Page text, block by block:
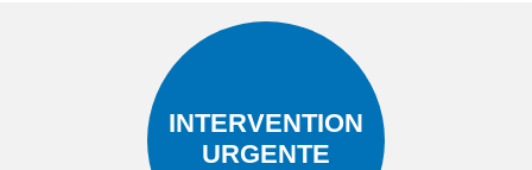
INTERVENTION
URGENTE